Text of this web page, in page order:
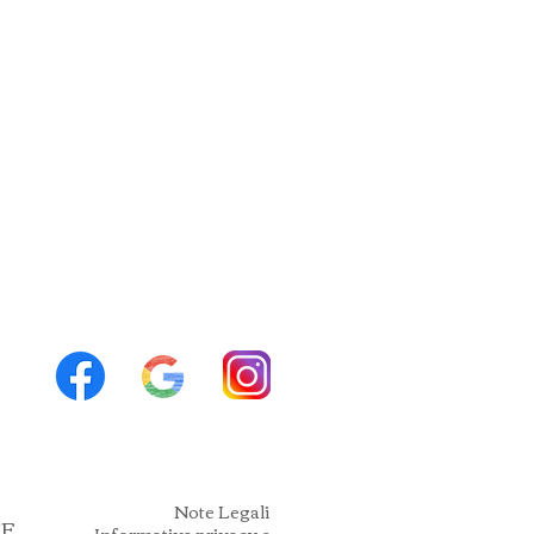
Note Legali